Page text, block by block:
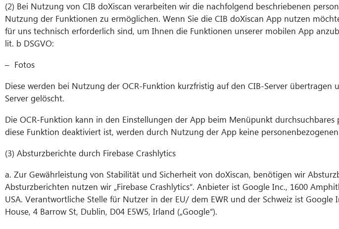
(2) Bei Nutzung von CIB doXiscan verarbeiten wir die nachfolgend beschriebenen
Nutzung der Funktionen zu ermöglichen. Wenn Sie die CIB doXiscan App nutzen
für uns technisch erforderlich sind, um Ihnen die Funktionen unserer mobilen App
lit. b DSGVO:
– Fotos
Diese werden bei Nutzung der OCR-Funktion kurzfristig auf den CIB-Server
Server gelöscht.
Die OCR-Funktion kann in den Einstellungen der App beim Menüpunkt
diese Funktion deaktiviert ist, werden durch Nutzung der App keine
(3) Absturzberichte durch Firebase Crashlytics
a. Zur Gewährleistung von Stabilität und Sicherheit von doXiscan, benötigen wir
Absturzberichten nutzen wir „Firebase Crashlytics“. Anbieter ist Google Inc., 1600
USA. Verantwortliche Stelle für Nutzer in der EU/ dem EWR und der Schweiz ist
House, 4 Barrow St, Dublin, D04 E5W5, Irland („Google“).